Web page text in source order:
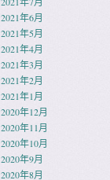
2021年6月
2021年5月
2021年4月
2021年3月
2021年2月
2021年1月
2020年12月
2020年11月
2020年10月
2020年9月
2020年8月